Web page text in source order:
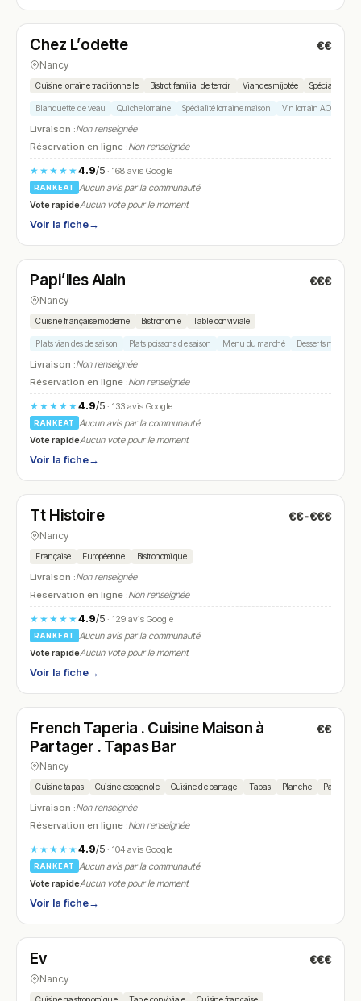
N° 15
Chez L’odette €€
Nancy
Cuisine lorraine traditionnelle Bistrot familial de terroir Viandes mijotée Spécialités
Blanquette de veau Quiche lorraine Spécialité lorraine maison Vin lorrain AOC Côtes
Livraison :Non renseignée
Réservation en ligne :Non renseignée
★★★★★4.9/5· 168 avis Google
RANKEAT
Aucun avis par la communauté
Vote rapideAucun vote pour le moment
Voir la fiche→
N° 16
Papi’lles Alain €€€
Nancy
Cuisine française moderne Bistronomie Table conviviale
Plats viandes de saison Plats poissons de saison Menu du marché Desserts maison
Livraison :Non renseignée
Réservation en ligne :Non renseignée
★★★★★4.9/5· 133 avis Google
RANKEAT
Aucun avis par la communauté
Vote rapideAucun vote pour le moment
Voir la fiche→
N° 17
Tt Histoire €€-€€€
Nancy
Française Européenne Bistronomique
Livraison :Non renseignée
Réservation en ligne :Non renseignée
★★★★★4.9/5· 129 avis Google
RANKEAT
Aucun avis par la communauté
Vote rapideAucun vote pour le moment
Voir la fiche→
N° 18
French Taperia . Cuisine Maison à
Partager . Tapas Bar
€€
Nancy
Cuisine tapas Cuisine espagnole Cuisine de partage Tapas Planche Paella
Livraison :Non renseignée
Réservation en ligne :Non renseignée
★★★★★4.9/5· 104 avis Google
RANKEAT
Aucun avis par la communauté
Vote rapideAucun vote pour le moment
Voir la fiche→
N° 19
Ev €€€
Nancy